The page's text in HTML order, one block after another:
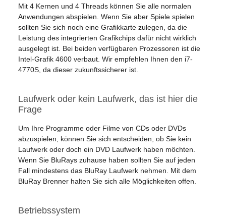
Mit 4 Kernen und 4 Threads können Sie alle normalen
Anwendungen abspielen. Wenn Sie aber Spiele spielen
sollten Sie sich noch eine Grafikkarte zulegen, da die
Leistung des integrierten Grafikchips dafür nicht wirklich
ausgelegt ist. Bei beiden verfügbaren Prozessoren ist die
Intel-Grafik 4600 verbaut. Wir empfehlen Ihnen den i7-
4770S, da dieser zukunftssicherer ist.
Laufwerk oder kein Laufwerk, das ist hier die
Frage
Um Ihre Programme oder Filme von CDs oder DVDs
abzuspielen, können Sie sich entscheiden, ob Sie kein
Laufwerk oder doch ein DVD Laufwerk haben möchten.
Wenn Sie BluRays zuhause haben sollten Sie auf jeden
Fall mindestens das BluRay Laufwerk nehmen. Mit dem
BluRay Brenner halten Sie sich alle Möglichkeiten offen.
Betriebssystem